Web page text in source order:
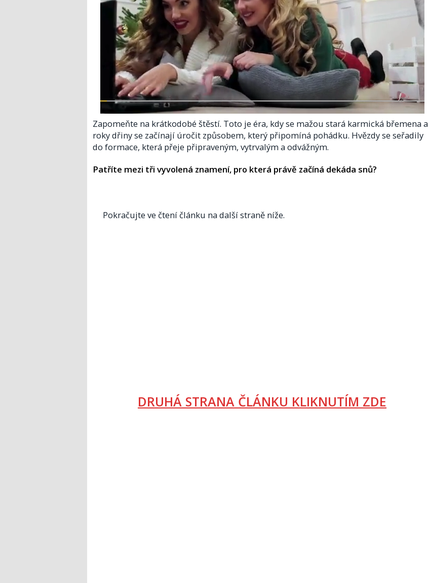
Zapomeňte na krátkodobé štěstí. Toto je éra, kdy se mažou stará karmická břemena a
roky dřiny se začínají úročit způsobem, který připomíná pohádku. Hvězdy se seřadily
do formace, která přeje připraveným, vytrvalým a odvážným.
Patříte mezi tři vyvolená znamení, pro která právě začíná dekáda snů?
Pokračujte ve čtení článku na další straně níže.
DRUHÁ STRANA ČLÁNKU KLIKNUTÍM ZDE